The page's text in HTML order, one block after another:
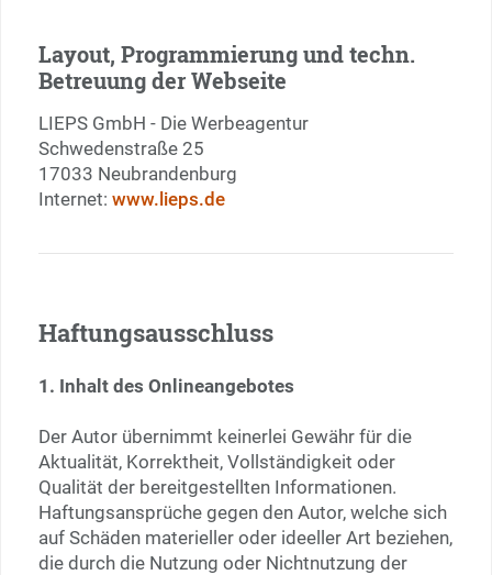
Layout, Programmierung und techn.
Betreuung der Webseite
LIEPS GmbH - Die Werbeagentur
Schwedenstraße 25
17033 Neubrandenburg
Internet: www.lieps.de
Haftungsausschluss
1. Inhalt des Onlineangebotes
Der Autor übernimmt keinerlei Gewähr für die
Aktualität, Korrektheit, Vollständigkeit oder
Qualität der bereitgestellten Informationen.
Haftungsansprüche gegen den Autor, welche sich
auf Schäden materieller oder ideeller Art beziehen,
die durch die Nutzung oder Nichtnutzung der